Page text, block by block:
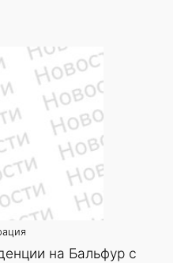
на Бальфур с